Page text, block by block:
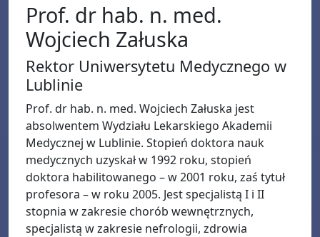
Prof. dr hab. n. med.
Wojciech Załuska
Rektor Uniwersytetu Medycznego w
Lublinie
Prof. dr hab. n. med. Wojciech Załuska jest
absolwentem Wydziału Lekarskiego Akademii
Medycznej w Lublinie. Stopień doktora nauk
medycznych uzyskał w 1992 roku, stopień
doktora habilitowanego – w 2001 roku, zaś tytuł
profesora – w roku 2005. Jest specjalistą I i II
stopnia w zakresie chorób wewnętrznych,
specjalistą w zakresie nefrologii, zdrowia